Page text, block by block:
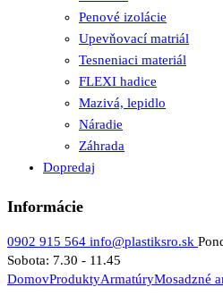
Penové izolácie
Upevňovací matriál
Tesneniaci materiál
FLEXI hadice
Mazivá, lepidlo
Náradie
Záhrada
Dopredaj
Informácie
0902 915 564 info@plastiksro.sk
Sobota: 7.30 - 11.45
DomovProduktyArmatúryMosadzné